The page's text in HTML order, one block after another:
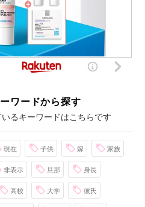
ワードから探す
るキーワードはこちらです
現在 子供 嫁 家族
非表示 旦那 身長
高校 大学 彼氏